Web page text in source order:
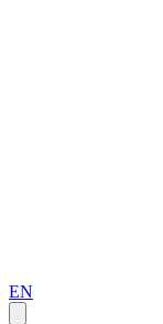
EN